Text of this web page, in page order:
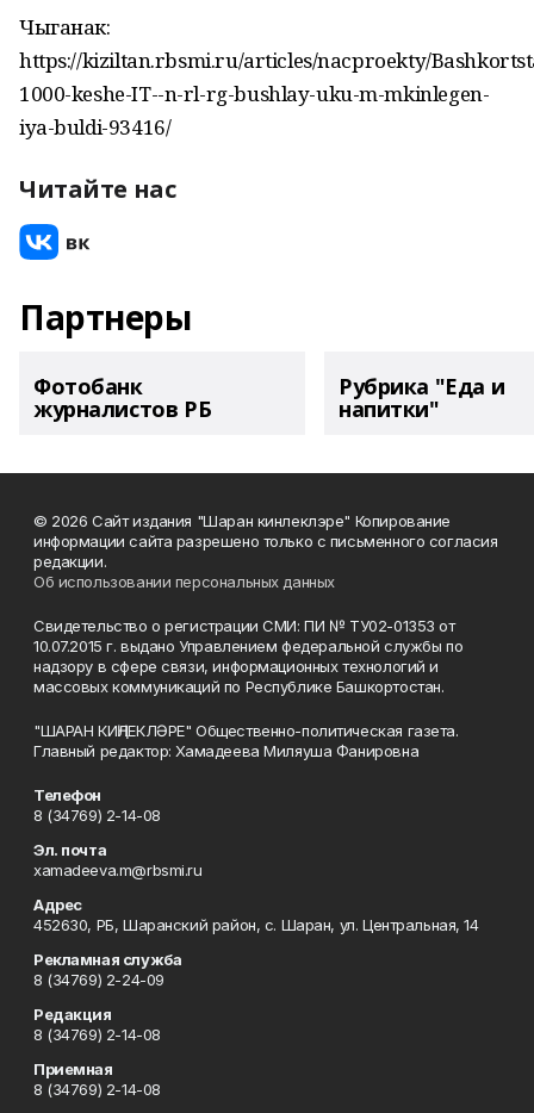
Чыганак:
https://kiziltan.rbsmi.ru/articles/nacproekty/
1000-keshe-IT--n-rl-rg-bushlay-uku-m-mkinlegen-
iya-buldi-93416/
Читайте нас
Партнеры
Фотобанк
журналистов РБ
Рубрика "Еда и
напитки"
© 2026 Сайт издания "Шаран кинлеклэре" Копирование
информации сайта разрешено только с письменного согласия
редакции.
Об использовании персональных данных
Свидетельство о регистрации СМИ: ПИ № ТУ02-01353 от
10.07.2015 г. выдано Управлением федеральной службы по
надзору в сфере связи, информационных технологий и
массовых коммуникаций по Республике Башкортостан.
"ШАРАН КИҢЛЕКЛӘРЕ" Общественно-политическая газета.
Главный редактор: Хамадеева Миляуша Фанировна
Телефон
8 (34769) 2-14-08
Эл. почта
xamadeeva.m@rbsmi.ru
Адрес
452630, РБ, Шаранский район, с. Шаран, ул. Центральная, 14
Рекламная служба
8 (34769) 2-24-09
Редакция
8 (34769) 2-14-08
Приемная
8 (34769) 2-14-08